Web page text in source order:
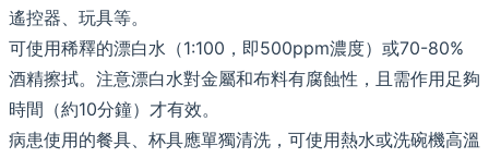
遙控器、玩具等。
可使用稀釋的漂白水（1:100，即500ppm濃度）或70-80%
酒精擦拭。注意漂白水對金屬和布料有腐蝕性，且需作用足夠
時間（約10分鐘）才有效。
病患使用的餐具、杯具應單獨清洗，可使用熱水或洗碗機高溫